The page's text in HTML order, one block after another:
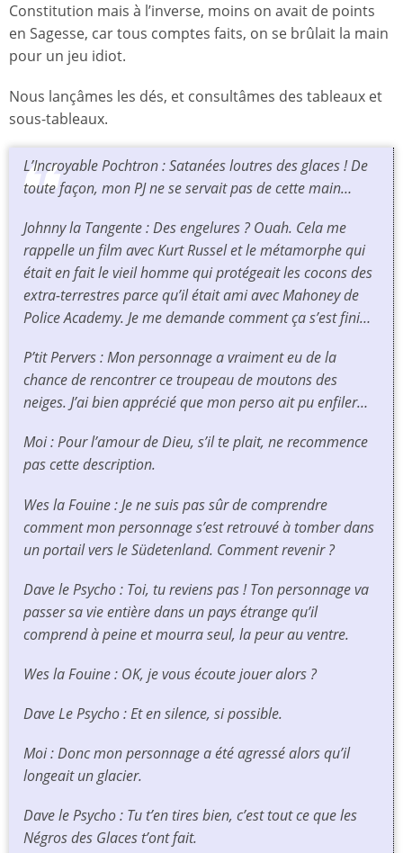
Constitution mais à l’inverse, moins on avait de points
en Sagesse, car tous comptes faits, on se brûlait la main
pour un jeu idiot.
Nous lançâmes les dés, et consultâmes des tableaux et
sous-tableaux.
L’Incroyable Pochtron : Satanées loutres des glaces ! De
toute façon, mon PJ ne se servait pas de cette main…
Johnny la Tangente : Des engelures ? Ouah. Cela me
rappelle un film avec Kurt Russel et le métamorphe qui
était en fait le vieil homme qui protégeait les cocons des
extra-terrestres parce qu’il était ami avec Mahoney de
Police Academy. Je me demande comment ça s’est fini…
P’tit Pervers : Mon personnage a vraiment eu de la
chance de rencontrer ce troupeau de moutons des
neiges. J’ai bien apprécié que mon perso ait pu enfiler…
Moi : Pour l’amour de Dieu, s’il te plait, ne recommence
pas cette description.
Wes la Fouine : Je ne suis pas sûr de comprendre
comment mon personnage s’est retrouvé à tomber dans
un portail vers le Südetenland. Comment revenir ?
Dave le Psycho : Toi, tu reviens pas ! Ton personnage va
passer sa vie entière dans un pays étrange qu’il
comprend à peine et mourra seul, la peur au ventre.
Wes la Fouine : OK, je vous écoute jouer alors ?
Dave Le Psycho : Et en silence, si possible.
Moi : Donc mon personnage a été agressé alors qu’il
longeait un glacier.
Dave le Psycho : Tu t’en tires bien, c’est tout ce que les
Négros des Glaces t’ont fait.